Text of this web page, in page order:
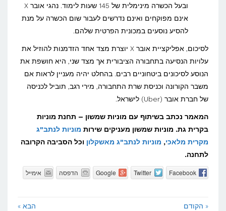
ובעל הכשרה מינימלית של 145 שעות לימוד. נהגי אובר X
אינם מפוקחים ואינם נדרשים לעבור שום הכשרה על מנת
להסיע נוסעים במכונית הפרטית שלהם.
לסיכום, אפליקציית אובר X יוצרת מצד אחד הזדמנות להוזיל את
עלויות הנסיעה בתחבורה הציבורית אך מצד שני, היא חושפת את
הנוסע לסיכונים ביטחוניים רבים. בהחלט יהיה מעניין לראות אם
משבר הקורונה וכניסת שרת התחבורה, מירי רגב, תוביל לכניסה
של חברת אובר (Uber) לישראל.
המאמר נכתב בשיתוף עם מוניות שמשון – תחנת מוניות
בקרית גת. מוניות שמשון מעניקים שירות מוניות לנתב"ג
מקרית מלאכי, מוניות לנתב"ג מאשקלון וכל הסביבה הקרובה
לתחנה.
Facebook
Twitter
Google הדפסה אימייל
« הקודם הבא »